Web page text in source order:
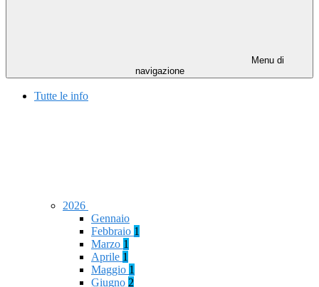
Menu di
navigazione
Tutte le info
2026
Gennaio
Febbraio 1
Marzo 1
Aprile 1
Maggio 1
Giugno 2